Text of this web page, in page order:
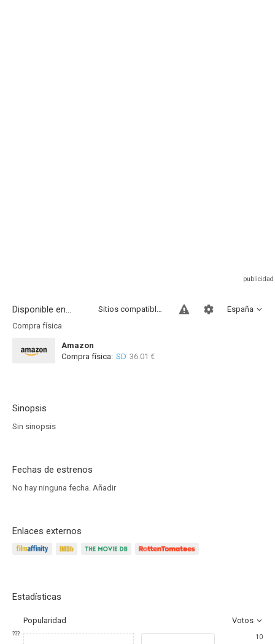
Disponible en... España
Sitios compatibles
Compra física
Amazon
Compra física: SD 36.01 €
Sinopsis
Sin sinopsis
Fechas de estrenos
No hay ninguna fecha. Añadir
Enlaces externos
Estadísticas
Popularidad Votos
???
10